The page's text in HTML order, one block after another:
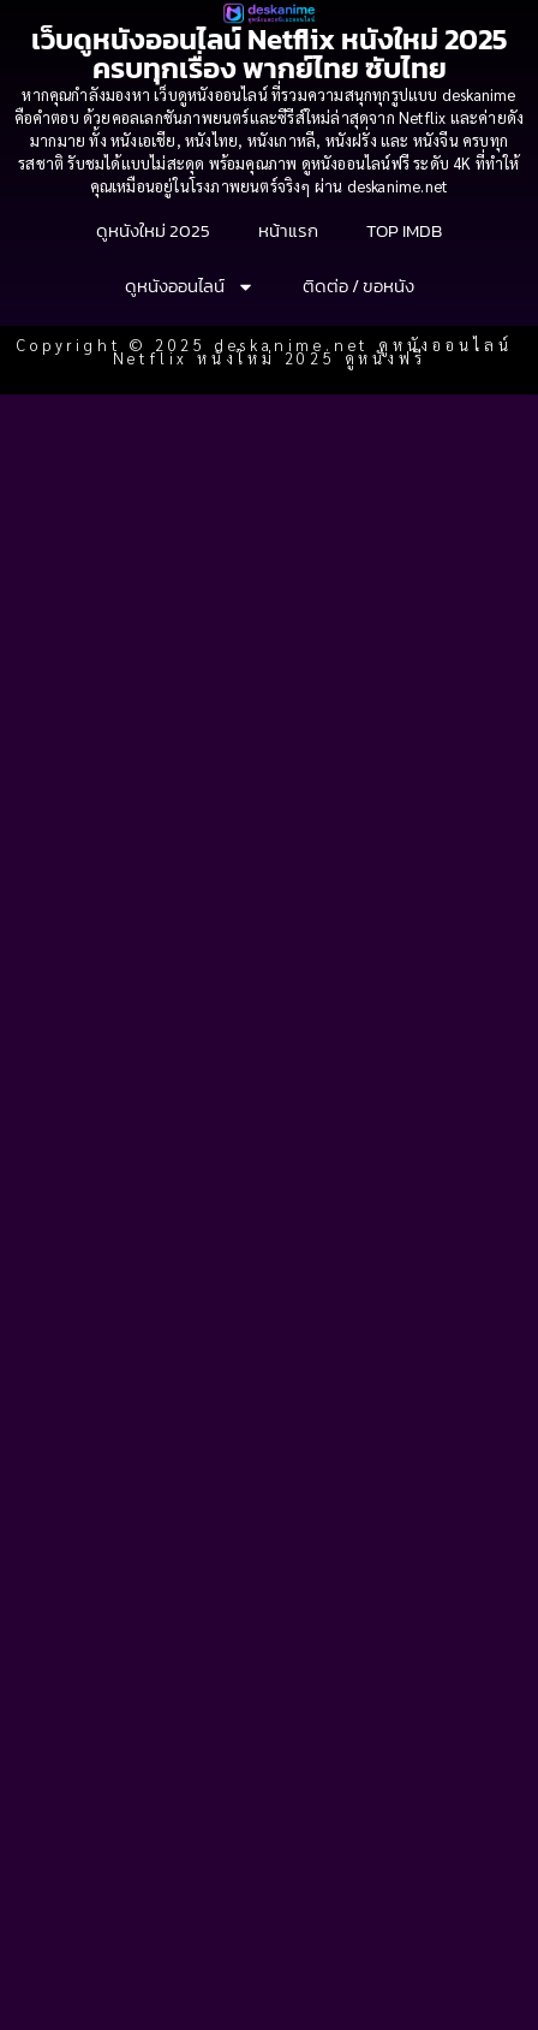
เว็บดูหนังออนไลน์ Netflix หนังใหม่ 2025
ครบทุกเรื่อง พากย์ไทย ซับไทย
หากคุณกำลังมองหา เว็บดูหนังออนไลน์ ที่รวมความสนุกทุกรูปแบบ deskanime
คือคำตอบ ด้วยคอลเลกชันภาพยนตร์และซีรีส์ใหม่ล่าสุดจาก Netflix และค่ายดัง
มากมาย ทั้ง หนังเอเชีย, หนังไทย, หนังเกาหลี, หนังฝรั่ง และ หนังจีน ครบทุก
รสชาติ รับชมได้แบบไม่สะดุด พร้อมคุณภาพ ดูหนังออนไลน์ฟรี ระดับ 4K ที่ทำให้
คุณเหมือนอยู่ในโรงภาพยนตร์จริงๆ ผ่าน deskanime.net
ดูหนังใหม่ 2025 หน้าแรก
TOP IMDB
ดูหนังออนไลน์
ติดต่อ / ขอหนัง
Copyright © 2025 deskanime.net ดูหนังออนไลน์
Netflix หนังใหม่ 2025 ดูหนังฟรี